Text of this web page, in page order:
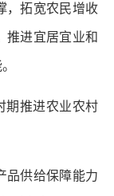
，拓宽农民增收
推进宜居宜业和
推进农业农村
供给保障能力